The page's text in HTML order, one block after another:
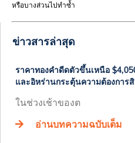
หรือบางส่วนไปทำซ้ำ
ข่าวสารล่าสุด
ราคาทองคำดีดตัวขึ้นเหนือ
และอิหร่านกระตุ้นความต้องการ
ในช่วงเช้าของต
อ่านบทความฉบับเต็ม